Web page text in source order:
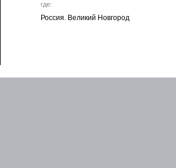
где:
Россия. Великий Новгород